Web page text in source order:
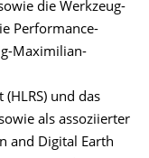
die Werkzeug-
Performance-
Maximilian-
und das
als assoziierter
and Digital Earth